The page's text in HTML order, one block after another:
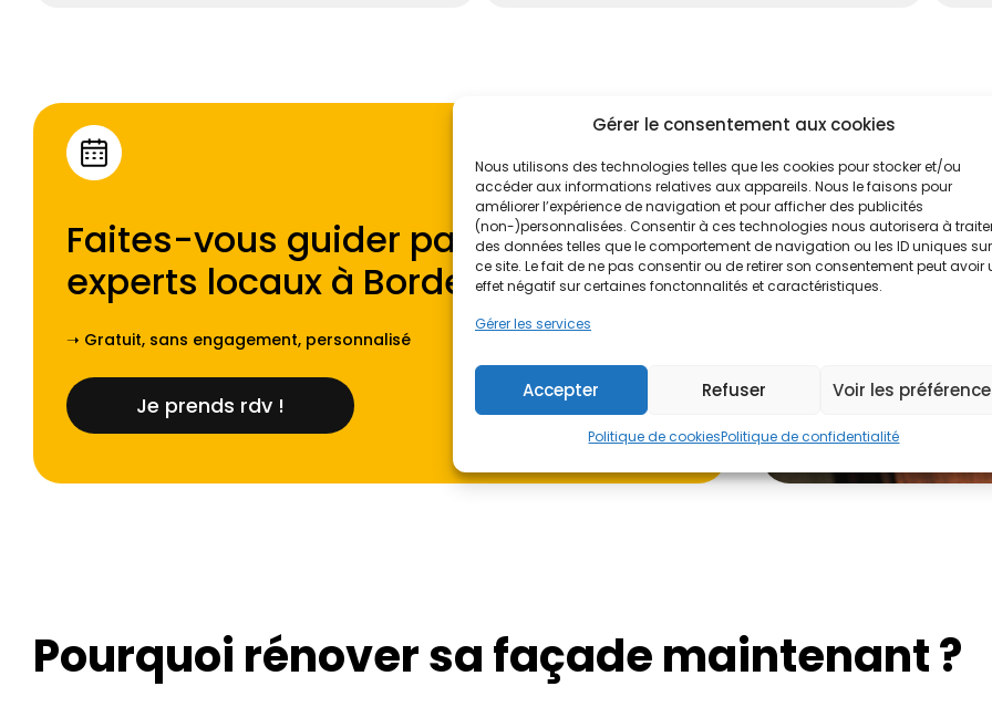
Gérer le consentement aux cookies
Nous utilisons des technologies telles que les cookies pour stocker et/ou
accéder aux informations relatives aux appareils. Nous le faisons pour
améliorer l’expérience de navigation et pour afficher des publicités
(non-)personnalisées. Consentir à ces technologies nous autorisera à
des données telles que le comportement de navigation ou les ID uniques sur
ce site. Le fait de ne pas consentir ou de retirer son consentement peut avoir
effet négatif sur certaines fonctonnalités et caractéristiques.
Gérer les services
Accepter Refuser Voir les
Politique de cookiesPolitique de confidentialité
Faites-vous guider par l'un de nos
experts locaux à Bordeaux Sud.
➝ Gratuit, sans engagement, personnalisé
Je prends rdv !
Pourquoi rénover sa façade maintenant ?